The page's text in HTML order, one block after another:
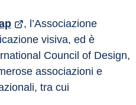
, l’Associazione
visiva, ed è
Council of Design,
associazioni e
tra cui